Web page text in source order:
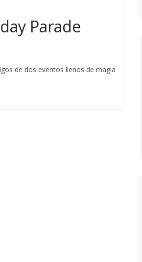
Parade
de dos eventos llenos de magia